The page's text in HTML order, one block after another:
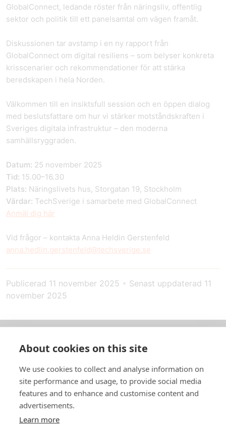
GlobalConnect, ledande röster från näringsliv, offentlig
sektor och politik till ett panelsamtal om vägen framåt.
Diskussionen tar avstamp i en ny rapport från
GlobalConnect om digital resiliens – som belyser konkreta
krisscenarier och rekommendationer för att stärka
beredskapen i hela Norden.
Välkommen till en insiktsfull session och en öppen dialog
med beslutsfattare om hur vi stärker motståndskraften i
Sveriges digitala infrastruktur – den moderna
samhällsryggraden.
Datum: 25 november 2025
Tid: 15.00–16.30
Plats: Näringslivets hus, Storgatan 19, Stockholm
Värdar: TechSverige i samarbete med GlobalConnect
Anmäl dig här
Vid frågor – kontakta Anna Heldin Gerstenfeld
anna.hedlin.gerstenfeld@techsverige.se
Publicerad 11 november 2025 • Senast uppdaterad 11
november 2025
In English
Standardavtal
Snabblänkar
About cookies on this site
We use cookies to collect and analyse information on
site performance and usage, to provide social media
features and to enhance and customise content and
advertisements.
Learn more